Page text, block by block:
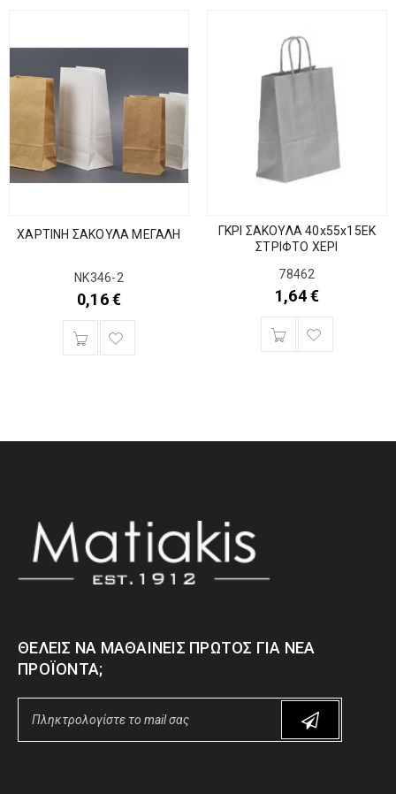
ΧΑΡΤΙΝΗ ΣΑΚΟΥΛΑ ΜΕΓΑΛΗ
ΝΚ346-2
0,16€
ΓΚΡΙ ΣΑΚΟΥΛΑ 40x55x15EK
ΣΤΡΙΦΤΟ ΧΕΡΙ
78462
1,64€
ΘΈΛΕΙΣ ΝΑ ΜΑΘΑΊΝΕΙΣ ΠΡΏΤΟΣ ΓΙΑ ΝΈΑ
ΠΡΟΪΌΝΤΑ;